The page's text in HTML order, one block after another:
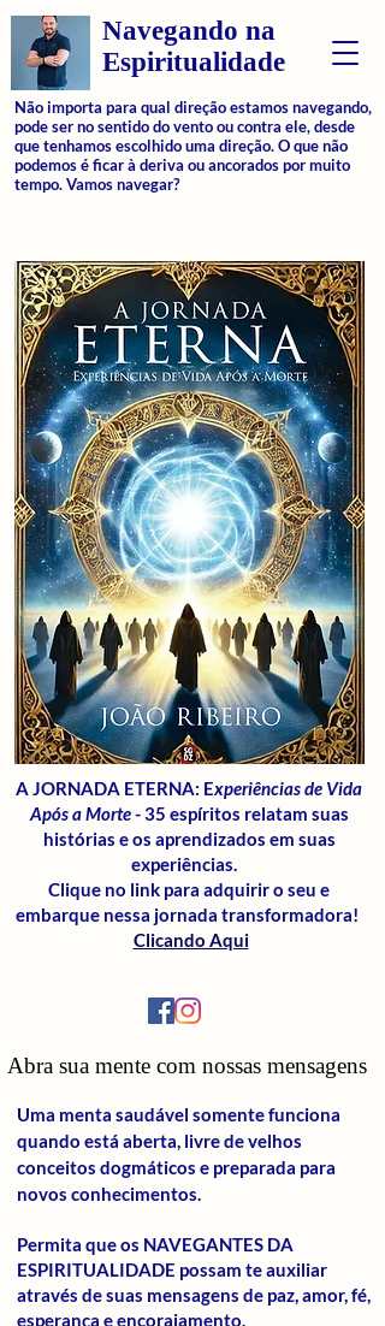
Navegando na
Espiritualidade
Não importa para qual direção estamos navegando,
pode ser no sentido do vento ou contra ele, desde
que tenhamos escolhido uma direção. O que não
podemos é ficar à deriva ou ancorados por muito
tempo. Vamos navegar?
A JORNADA ETERNA: Experiências de Vida
Após a Morte- 35 espíritos relatam suas
histórias e os aprendizados em suas
experiências.
Clique no link para adquirir o seu e
embarque nessa jornada transformadora!
Clicando Aqui
Abra sua mente com nossas mensagens
Uma menta saudável somente funciona
quando está aberta, livre de velhos
conceitos dogmáticos e preparada para
novos conhecimentos.
Permita que os NAVEGANTES DA
ESPIRITUALIDADE possam te auxiliar
através de suas mensagens de paz, amor, fé,
esperança e encorajamento.